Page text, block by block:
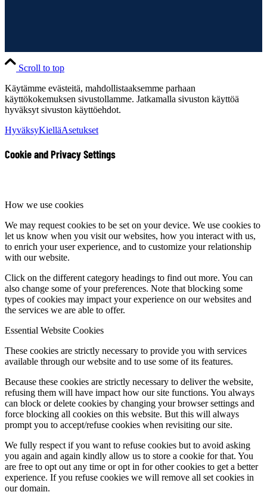
Scroll to top
Käytämme evästeitä, mahdollistaaksemme parhaan
käyttökokemuksen sivustollamme. Jatkamalla sivuston käyttöä
hyväksyt sivuston käyttöehdot.
HyväksyKielläAsetukset
Cookie and Privacy Settings
How we use cookies
We may request cookies to be set on your device. We use cookies to
let us know when you visit our websites, how you interact with us,
to enrich your user experience, and to customize your relationship
with our website.
Click on the different category headings to find out more. You can
also change some of your preferences. Note that blocking some
types of cookies may impact your experience on our websites and
the services we are able to offer.
Essential Website Cookies
These cookies are strictly necessary to provide you with services
available through our website and to use some of its features.
Because these cookies are strictly necessary to deliver the website,
refusing them will have impact how our site functions. You always
can block or delete cookies by changing your browser settings and
force blocking all cookies on this website. But this will always
prompt you to accept/refuse cookies when revisiting our site.
We fully respect if you want to refuse cookies but to avoid asking
you again and again kindly allow us to store a cookie for that. You
are free to opt out any time or opt in for other cookies to get a better
experience. If you refuse cookies we will remove all set cookies in
our domain.